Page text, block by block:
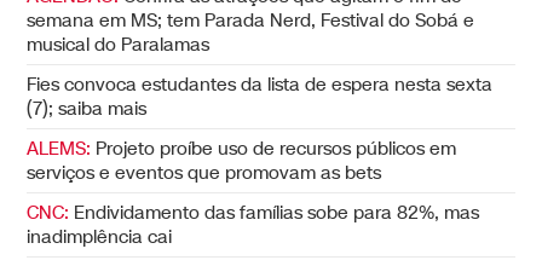
semana em MS; tem Parada Nerd, Festival do Sobá e
musical do Paralamas
Fies convoca estudantes da lista de espera nesta sexta
(7); saiba mais
ALEMS: Projeto proíbe uso de recursos públicos em
serviços e eventos que promovam as bets
CNC: Endividamento das famílias sobe para 82%, mas
inadimplência cai